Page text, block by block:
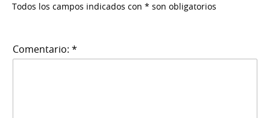
Todos los campos indicados con * son obligatorios
Comentario: *